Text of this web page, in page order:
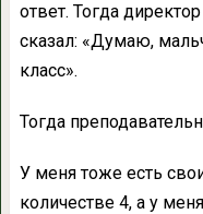
ответ. Тогда
сказал: «Думаю,
класс».
Тогда
У меня тоже есть
количестве 4, а у